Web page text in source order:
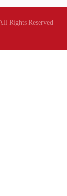
Rights Reserved.